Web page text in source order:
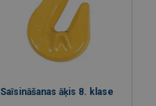
Saīsināšanas āķis 8. klase